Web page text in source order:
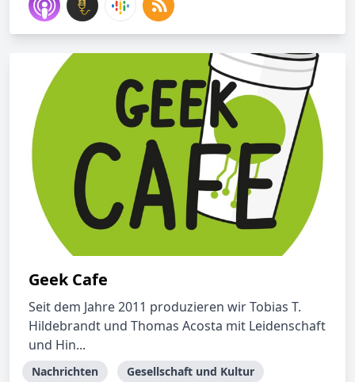
Geek Cafe
Seit dem Jahre 2011 produzieren wir Tobias T.
Hildebrandt und Thomas Acosta mit Leidenschaft
und Hin...
Nachrichten
Gesellschaft und Kultur